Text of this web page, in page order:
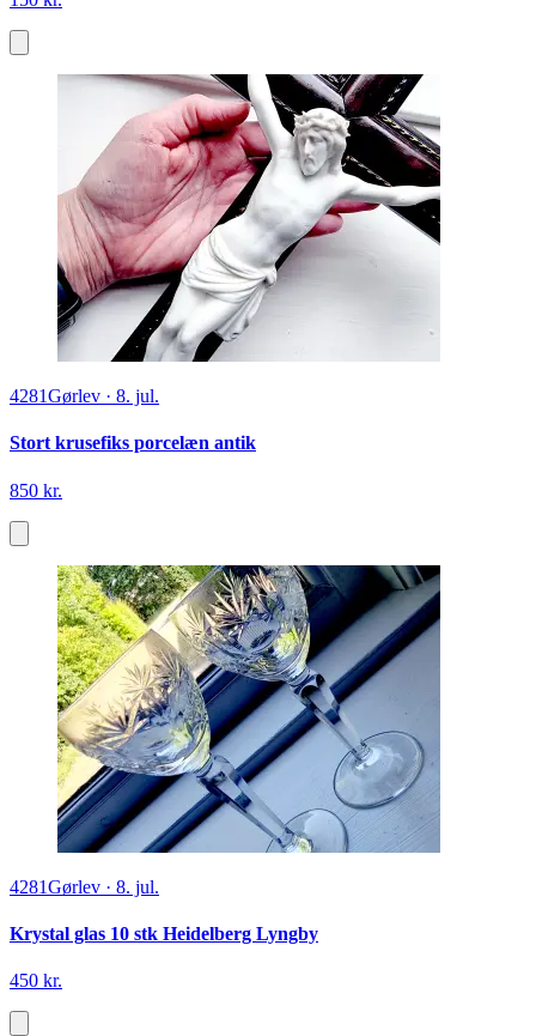
4281Gørlev · 8. jul.
Stort krusefiks porcelæn antik
850 kr.
4281Gørlev · 8. jul.
Krystal glas 10 stk Heidelberg Lyngby
450 kr.